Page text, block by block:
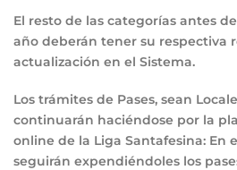
El resto de las categorías antes
año deberán tener su respectiva
actualización en el Sistema.
Los trámites de Pases, sean
continuarán haciéndose por la
online de la Liga Santafesina: En
seguirán expendiéndoles los